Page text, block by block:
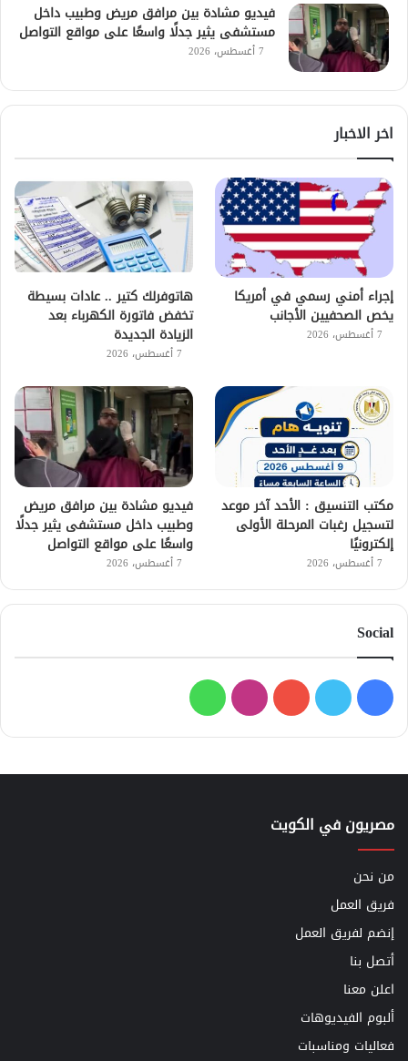
فيديو مشادة بين مرافق مريض وطبيب داخل
مستشفى يثير جدلًا واسعًا على مواقع التواصل
7 أغسطس، 2026
اخر الاخبار
إجراء أمني رسمي في أمريكا
يخص الصحفيين الأجانب
7 أغسطس، 2026
هاتوفرلك كتير .. عادات بسيطة
تخفض فاتورة الكهرباء بعد
الزيادة الجديدة
7 أغسطس، 2026
مكتب التنسيق : الأحد آخر موعد
لتسجيل رغبات المرحلة الأولى
إلكترونيًا
7 أغسطس، 2026
فيديو مشادة بين مرافق مريض
وطبيب داخل مستشفى يثير جدلًا
واسعًا على مواقع التواصل
7 أغسطس، 2026
Social
فيسبوك
تويتر يوتيوبانستقرامواتساب
مصريون في الكويت
من نحن
فريق العمل
إنضم لفريق العمل
أتصل بنا
اعلن معنا
ألبوم الفيديوهات
فعاليات ومناسبات